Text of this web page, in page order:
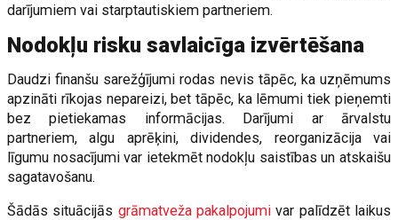
darījumiem vai starptautiskiem partneriem.
Nodokļu risku savlaicīga izvērtēšana
Daudzi finanšu sarežģījumi rodas nevis tāpēc, ka uzņēmums
apzināti rīkojas nepareizi, bet tāpēc, ka lēmumi tiek pieņemti
bez pietiekamas informācijas. Darījumi ar ārvalstu
partneriem, algu aprēķini, dividendes, reorganizācija vai
līgumu nosacījumi var ietekmēt nodokļu saistības un atskaišu
sagatavošanu.
Šādās situācijās grāmatveža pakalpojumi var palīdzēt laikus